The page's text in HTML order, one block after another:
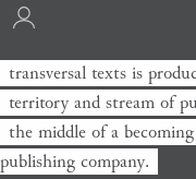
transversal texts is
territory and stream of
the middle of a
publishing company.